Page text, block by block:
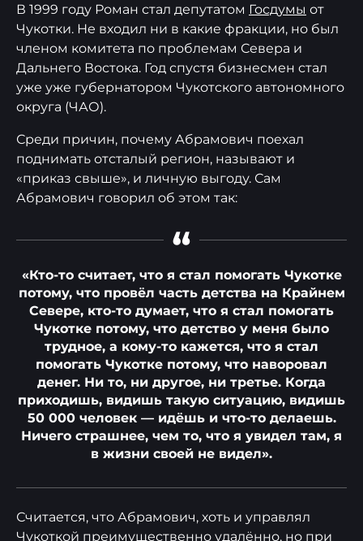
В 1999 году Роман стал депутатом Госдумы от
Чукотки. Не входил ни в какие фракции, но был
членом комитета по проблемам Севера и
Дальнего Востока. Год спустя бизнесмен стал
уже уже губернатором Чукотского автономного
округа (ЧАО).
Среди причин, почему Абрамович поехал
поднимать отсталый регион, называют и
«приказ свыше», и личную выгоду. Сам
Абрамович говорил об этом так:
“
«Кто-то считает, что я стал помогать Чукотке
потому, что провёл часть детства на Крайнем
Севере, кто-то думает, что я стал помогать
Чукотке потому, что детство у меня было
трудное, а кому-то кажется, что я стал
помогать Чукотке потому, что наворовал
денег. Ни то, ни другое, ни третье. Когда
приходишь, видишь такую ситуацию, видишь
50 000 человек — идёшь и что-то делаешь.
Ничего страшнее, чем то, что я увидел там, я
в жизни своей не видел».
Считается, что Абрамович, хоть и управлял
Чукоткой преимущественно удалённо, но при